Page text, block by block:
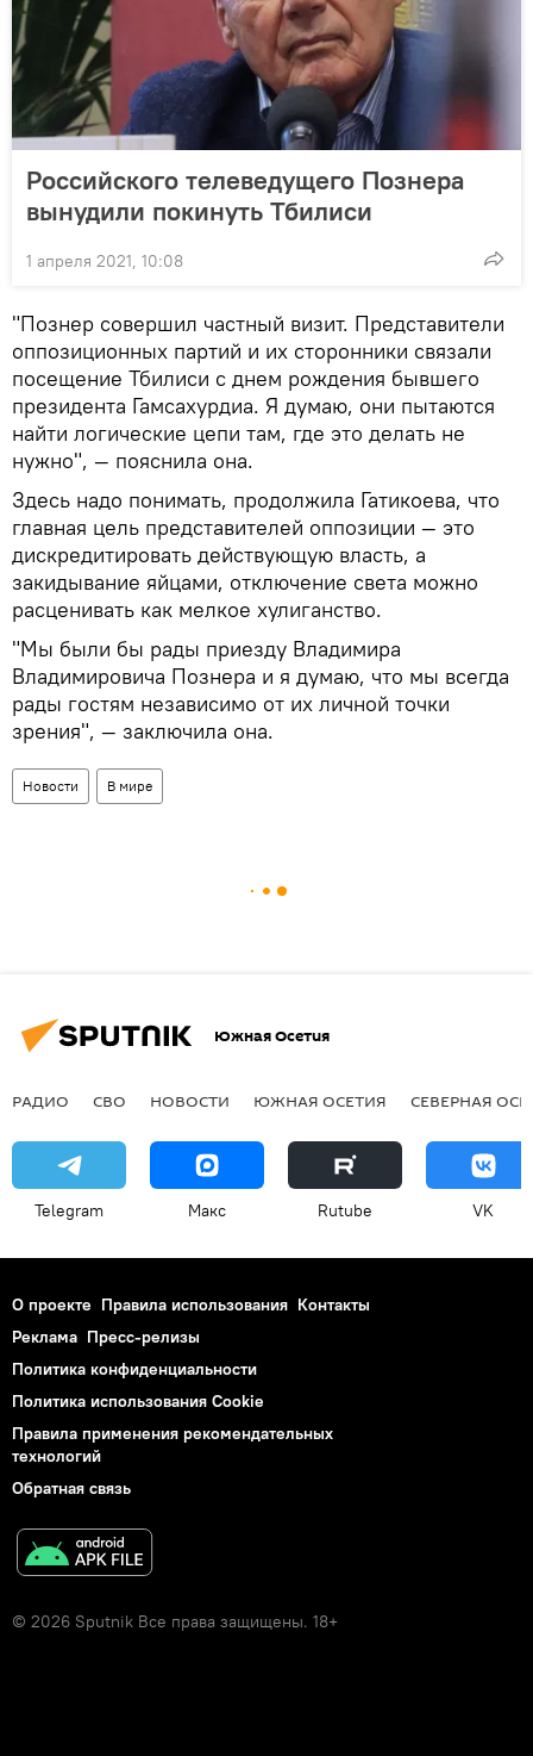
Российского телеведущего Познера
вынудили покинуть Тбилиси
1 апреля 2021, 10:08
"Познер совершил частный визит. Представители
оппозиционных партий и их сторонники связали
посещение Тбилиси с днем рождения бывшего
президента Гамсахурдиа. Я думаю, они пытаются
найти логические цепи там, где это делать не
нужно", — пояснила она.
Здесь надо понимать, продолжила Гатикоева, что
главная цель представителей оппозиции — это
дискредитировать действующую власть, а
закидывание яйцами, отключение света можно
расценивать как мелкое хулиганство.
"Мы были бы рады приезду Владимира
Владимировича Познера и я думаю, что мы всегда
рады гостям независимо от их личной точки
зрения", — заключила она.
Новости В мире
Южная Осетия
РАДИО СВО НОВОСТИ ЮЖНАЯ ОСЕТИЯ СЕВЕРНАЯ
Telegram Макс Rutube VK
О проекте Правила использования Контакты
Реклама Пресс-релизы
Политика конфиденциальности
Политика использования Cookie
Правила применения рекомендательных
технологий
Обратная связь
© 2026 Sputnik Все права защищены. 18+